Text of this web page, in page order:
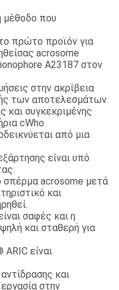
μέθοδο που
πρώτο προϊόν για
acrosome
A23187 στον
στην ακρίβεια
των αποτελεσμάτων.
και συγκεκριμένης
cWho.
από μια
είναι υπό
acrosome μετά
και
σαφές και η
και σταθερή για
είναι
και
στην